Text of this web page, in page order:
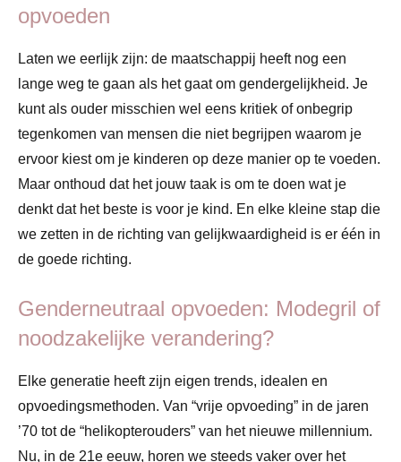
opvoeden
Laten we eerlijk zijn: de maatschappij heeft nog een
lange weg te gaan als het gaat om gendergelijkheid. Je
kunt als ouder misschien wel eens kritiek of onbegrip
tegenkomen van mensen die niet begrijpen waarom je
ervoor kiest om je kinderen op deze manier op te voeden.
Maar onthoud dat het jouw taak is om te doen wat je
denkt dat het beste is voor je kind. En elke kleine stap die
we zetten in de richting van gelijkwaardigheid is er één in
de goede richting.
Genderneutraal opvoeden: Modegril of
noodzakelijke verandering?
Elke generatie heeft zijn eigen trends, idealen en
opvoedingsmethoden. Van “vrije opvoeding” in de jaren
’70 tot de “helikopterouders” van het nieuwe millennium.
Nu, in de 21e eeuw, horen we steeds vaker over het